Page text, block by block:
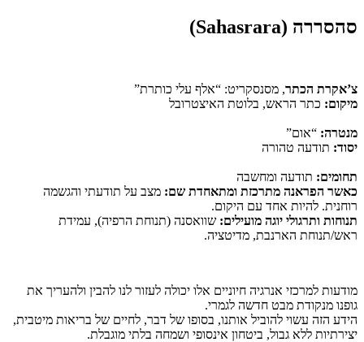
סהסררה (Sahasrara)
צ’אקרת הכתר, מסנסקריט: “אלף עלי כותרת”
מיקום: כתר הראש, בלוטת האיצטרובל
מנטרה: “אום”
יסוד: תודעה טהורה
תחומים: תודעה ומחשבה
כאשר הפראנה מתרכזת ומתאחדת שם: מצב על תודעתי והגשמה
רוחנית. להיות אחד עם היקום.
תנוחות ותרגולי יוגה מועילים: שוואסנה (תנוחת הרפיה), עמידת
ראש/תנוחת הארנבת, מדיטציה.
מודעות למרכזי אנרגיה חיוניים אלו יכולה לעזור לנו להבין ולהעריך את
גופנו מנקודת מבט חדשה לגמרי.
הידע הזה עשוי להוביל אותנו, בסופו של דבר, לחיים של בריאות מיטבית,
יצירתיות ללא גבול, ביטחון אינסופי ושמחה בלתי מוגבלת.